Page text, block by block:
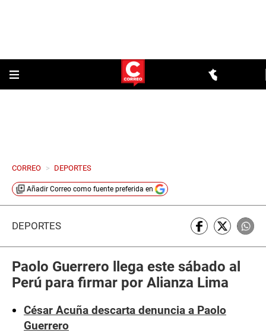
CORREO > DEPORTES
Añadir Correo como fuente preferida en
DEPORTES
Paolo Guerrero llega este sábado al
Perú para firmar por Alianza Lima
César Acuña descarta denuncia a Paolo
Guerrero